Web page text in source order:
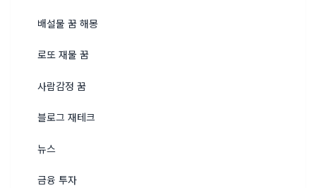
배설물 꿈 해몽
로또 재물 꿈
사람감정 꿈
블로그 재테크
뉴스
금융 투자